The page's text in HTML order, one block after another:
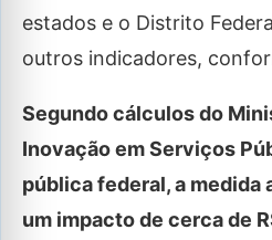
estados e o Distrito
outros indicadores,
Segundo cálculos do
Inovação em Serviços
pública federal, a medida
um impacto de cerca de